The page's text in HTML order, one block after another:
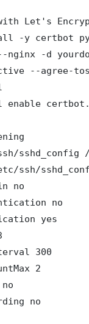
Let's
-y certbot
-d
--agree-tos
enable
sshd_config
ssh/
no
no
yes
300
2
no